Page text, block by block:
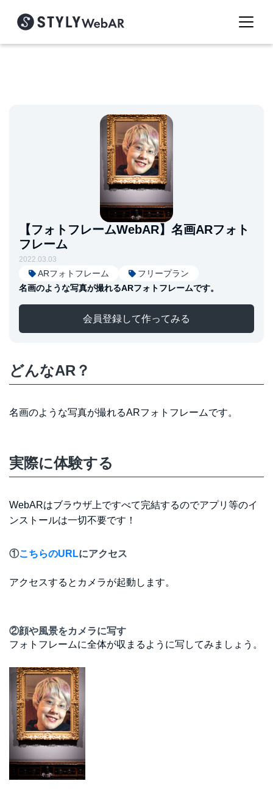
【フォトフレームWebAR】名画ARフォト
フレーム
2022.03.03
ARフォトフレーム
フリープラン
名画のような写真が撮れるARフォトフレームです。
会員登録して作ってみる
どんなAR？
名画のような写真が撮れるARフォトフレームです。
実際に体験する
WebARはブラウザ上ですべて完結するのでアプリ等のイ
ンストールは一切不要です！
①こちらのURLにアクセス
アクセスするとカメラが起動します。
②顔や風景をカメラに写す
フォトフレームに全体が収まるように写してみましょう。